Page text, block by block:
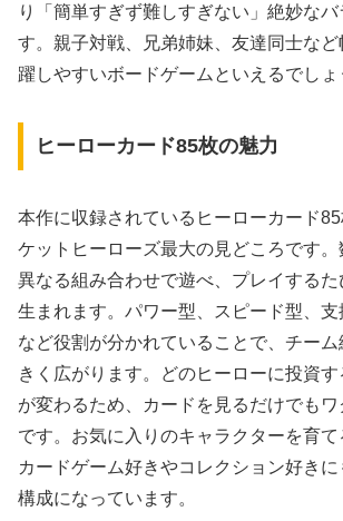
り「簡単すぎず難しすぎない」絶妙な
す。親子対戦、兄弟姉妹、友達同士な
躍しやすいボードゲームといえるでしょ
ヒーローカード85枚の魅力
本作に収録されているヒーローカード
ケットヒーローズ最大の見どころです。
異なる組み合わせで遊べ、プレイする
生まれます。パワー型、スピード型、
など役割が分かれていることで、チー
きく広がります。どのヒーローに投資
が変わるため、カードを見るだけでも
です。お気に入りのキャラクターを育て
カードゲーム好きやコレクション好き
構成になっています。